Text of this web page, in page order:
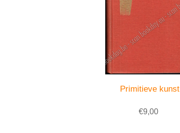
Primitieve kunst
€9,00